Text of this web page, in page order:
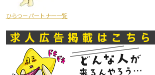
ひらつーパートナー一覧